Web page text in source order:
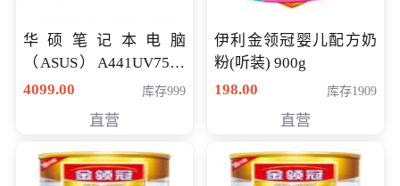
华硕笔记本电脑
（ASUS）A441UV7500
顽石（7代i7-7500U 4G
4099.00 库存999
直营
伊利金领冠婴儿配方奶
粉(听装) 900g
198.00
库存1909
直营